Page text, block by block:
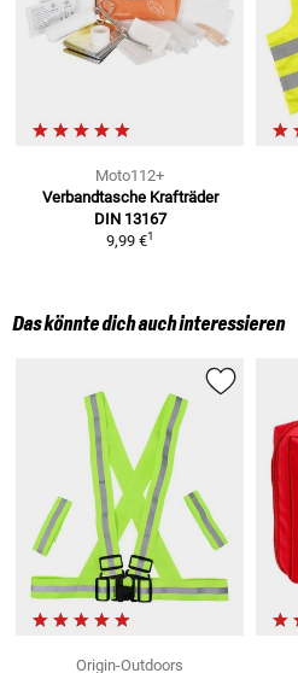
Moto112+
Verbandtasche Krafträder
DIN 13167
9,99 €1
Das könnte dich auch interessieren
Origin-Outdoors